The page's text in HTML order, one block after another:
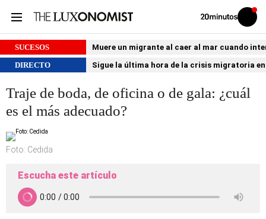
Volver
Iniciar
sesión
SUCESOS
Muere un migrante al caer al mar cuando
DIRECTO
Sigue la última hora de la crisis migratoria
Traje de boda, de oficina o de gala: ¿cuál
es el más adecuado?
Foto: Cedida
Escucha este artículo